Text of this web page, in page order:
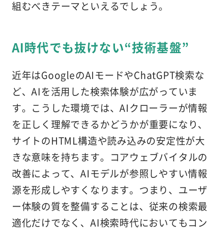
組むべきテーマといえるでしょう。
AI時代でも抜けない“技術基盤”
近年はGoogleのAIモードやChatGPT検索な
ど、AIを活用した検索体験が広がっていま
す。こうした環境では、AIクローラーが情報
を正しく理解できるかどうかが重要になり、
サイトのHTML構造や読み込みの安定性が大
きな意味を持ちます。コアウェブバイタルの
改善によって、AIモデルが参照しやすい情報
源を形成しやすくなります。つまり、ユーザ
ー体験の質を整備することは、従来の検索最
適化だけでなく、AI検索時代においてもコン